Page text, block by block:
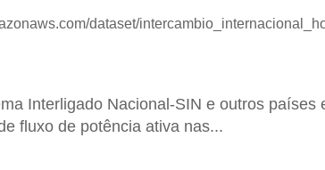
dataset/
Interligado Nacional-SIN e outros
fluxo de potência ativa nas...